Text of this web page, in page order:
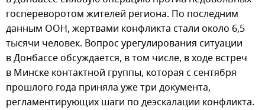
госпереворотом жителей региона. По последним
данным ООН, жертвами конфликта стали около 6,5
тысячи человек. Вопрос урегулирования ситуации
в Донбассе обсуждается, в том числе, в ходе встреч
в Минске контактной группы, которая с сентября
прошлого года приняла уже три документа,
регламентирующих шаги по деэскалации конфликта.